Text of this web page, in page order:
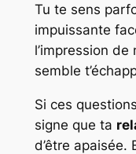
Tu te sens
impuissante
l’impression de
semble
Si ces
signe que ta
d’être apaisée.